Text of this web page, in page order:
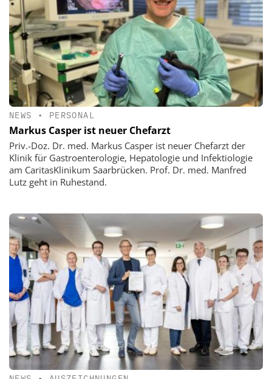
NEWS • PERSONAL
Markus Casper ist neuer Chefarzt
Priv.-Doz. Dr. med. Markus Casper ist neuer Chefarzt der
Klinik für Gastroenterologie, Hepatologie und Infektiologie
am CaritasKlinikum Saarbrücken. Prof. Dr. med. Manfred
Lutz geht in Ruhestand.